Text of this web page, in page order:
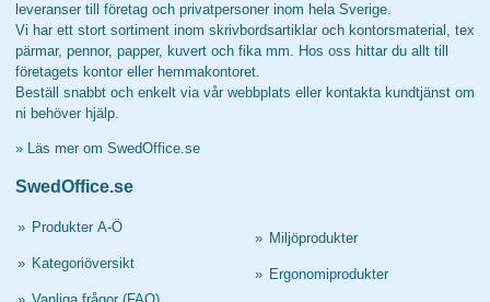
leveranser till företag och privatpersoner inom hela Sverige.
Vi har ett stort sortiment inom skrivbordsartiklar och kontorsmaterial, tex
pärmar, pennor, papper, kuvert och fika mm. Hos oss hittar du allt till
företagets kontor eller hemmakontoret.
Beställ snabbt och enkelt via vår webbplats eller kontakta kundtjänst om
ni behöver hjälp.
» Läs mer om SwedOffice.se
SwedOffice.se
» Produkter A-Ö
» Kategoriöversikt
» Miljöprodukter
» Ergonomiprodukter